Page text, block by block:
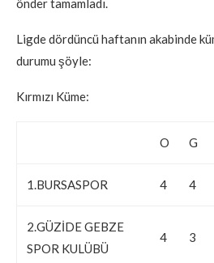
önder tamamladı.
Ligde dördüncü haftanın akabinde
durumu şöyle:
Kırmızı Küme:
O G
1.BURSASPOR 4 4
2.GÜZİDE GEBZE
SPOR KULÜBÜ
4 3